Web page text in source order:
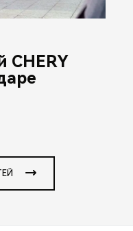
CHERY